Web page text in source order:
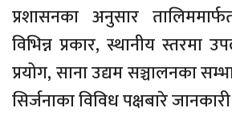
प्रशासनका अनुसार
विभिन्न प्रकार, स्थानीय स्तरमा
प्रयोग, साना उद्यम सञ्चालनका
सिर्जनाका विविध पक्षबारे